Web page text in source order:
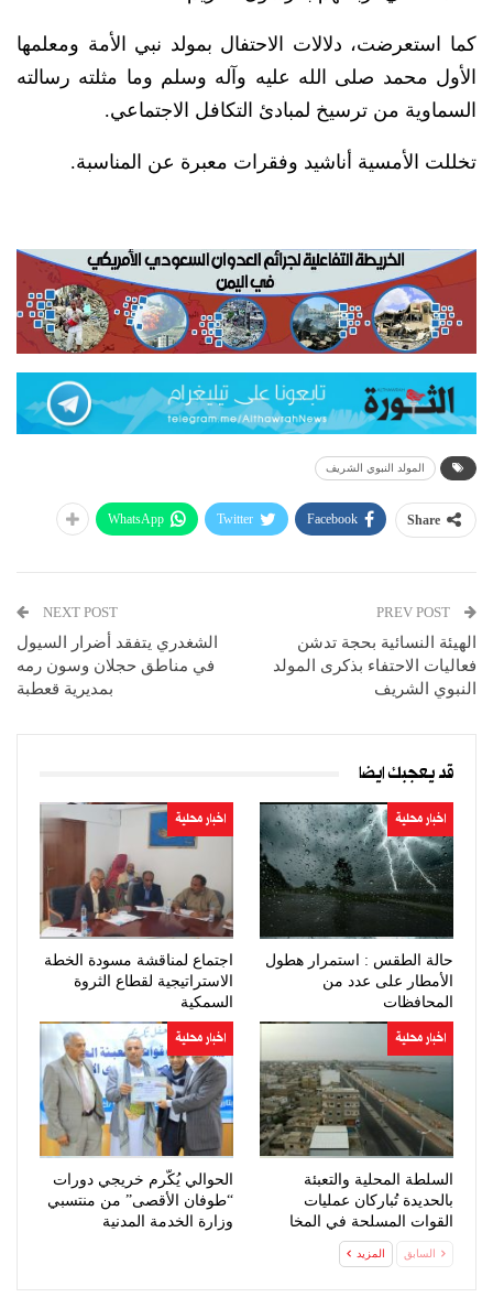
كما استعرضت، دلالات الاحتفال بمولد نبي الأمة ومعلمها
الأول محمد صلى الله عليه وآله وسلم وما مثلته رسالته
السماوية من ترسيخ لمبادئ التكافل الاجتماعي.
تخللت الأمسية أناشيد وفقرات معبرة عن المناسبة.
المولد النبوي الشريف
Share
Facebook
Twitter
WhatsApp
الهيئة النسائية بحجة تدشن
فعاليات الاحتفاء بذكرى المولد
النبوي الشريف
NEXT POST
الشغدري يتفقد أضرار السيول
في مناطق حجلان وسون رمه
بمديرية قعطبة
قد يعجبك ايضا
اخبار محلية
حالة الطقس : استمرار هطول
الأمطار على عدد من
المحافظات
اخبار محلية
اجتماع لمناقشة مسودة الخطة
الاستراتيجية لقطاع الثروة
السمكية
اخبار محلية
السلطة المحلية والتعبئة
بالحديدة تُباركان عمليات
القوات المسلحة في المخا
اخبار محلية
الحوالي يُكّرم خريجي دورات
“طوفان الأقصى” من منتسبي
وزارة الخدمة المدنية
السابق المزيد